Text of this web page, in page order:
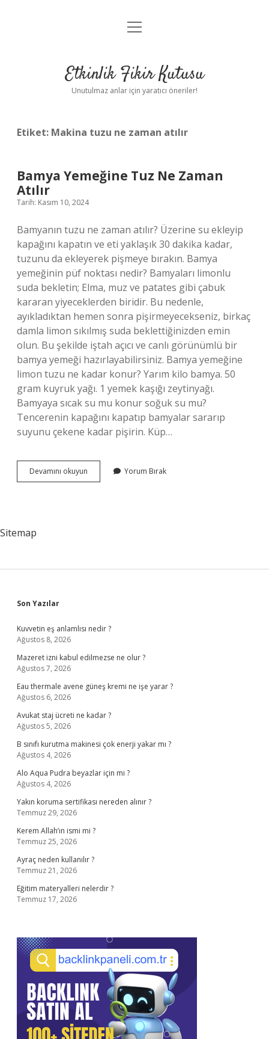
Anasayfa
Yasal Uyarı
menüyü
Etkinlik Fikir Kutusu
Unutulmaz anlar için yaratıcı öneriler!
Etiket: Makina tuzu ne zaman atılır
Bamya Yemeğine Tuz Ne Zaman
Atılır
Tarih: Kasım 10, 2024
Bamyanın tuzu ne zaman atılır? Üzerine su ekleyip
kapağını kapatın ve eti yaklaşık 30 dakika kadar,
tuzunu da ekleyerek pişmeye bırakın. Bamya
yemeğinin püf noktası nedir? Bamyaları limonlu
suda bekletin; Elma, muz ve patates gibi çabuk
kararan yiyeceklerden biridir. Bu nedenle,
ayıkladıktan hemen sonra pişirmeyecekseniz, birkaç
damla limon sıkılmış suda beklettiğinizden emin
olun. Bu şekilde iştah açıcı ve canlı görünümlü bir
bamya yemeği hazırlayabilirsiniz. Bamya yemeğine
limon tuzu ne kadar konur? Yarım kilo bamya. 50
gram kuyruk yağı. 1 yemek kaşığı zeytinyağı.
Bamyaya sıcak su mu konur soğuk su mu?
Tencerenin kapağını kapatıp bamyalar sararıp
suyunu çekene kadar pişirin. Küp…
Devamını okuyun
Yemeğine
Yorum Bırak
Sitemap
Sidebar
Son Yazılar
Kuvvetin eş anlamlısı nedir ?
Ağustos 8, 2026
Mazeret izni kabul edilmezse ne olur ?
Ağustos 7, 2026
Eau thermale avene güneş kremi ne işe yarar ?
Ağustos 6, 2026
Avukat staj ücreti ne kadar ?
Ağustos 5, 2026
B sınıfı kurutma makinesi çok enerji yakar mı ?
Ağustos 4, 2026
Alo Aqua Pudra beyazlar için mi ?
Ağustos 4, 2026
Yakın koruma sertifikası nereden alınır ?
Temmuz 29, 2026
Kerem Allah’ın ismi mi ?
Temmuz 25, 2026
Ayraç neden kullanılır ?
Temmuz 21, 2026
Eğitim materyalleri nelerdir ?
Temmuz 17, 2026